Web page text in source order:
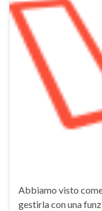
Abbiamo visto
gestirla con una